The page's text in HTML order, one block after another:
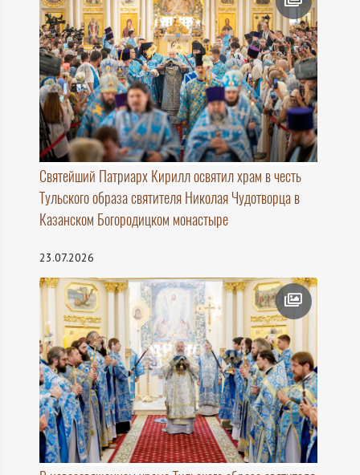
Святейший Патриарх Кирилл освятил храм в честь
Тульского образа святителя Николая Чудотворца в
Казанском Богородицком монастыре
23.07.2026